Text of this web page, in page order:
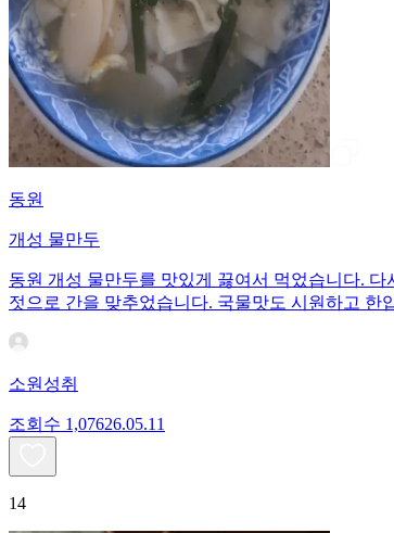
동원
개성 물만두
동원 개성 물만두를 맛있게 끓여서 먹었습니다.
젓으로 간을 맞추었습니다. 국물맛도 시원하고 한
소원성취
조회수 1,07626.05.11
14